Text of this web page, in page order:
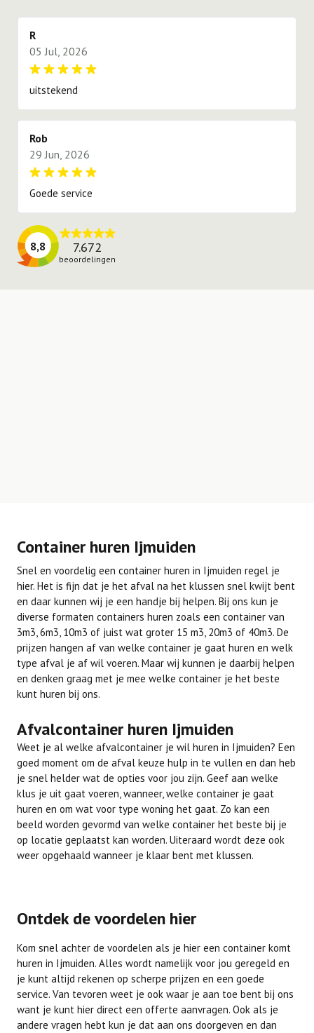
R
05 Jul, 2026
uitstekend
Rob
29 Jun, 2026
Goede service
8,8 7.672
beoordelingen
Container huren Ijmuiden
Snel en voordelig een container huren in Ijmuiden regel je
hier. Het is fijn dat je het afval na het klussen snel kwijt bent
en daar kunnen wij je een handje bij helpen. Bij ons kun je
diverse formaten containers huren zoals een container van
3m3, 6m3, 10m3 of juist wat groter 15 m3, 20m3 of 40m3. De
prijzen hangen af van welke container je gaat huren en welk
type afval je af wil voeren. Maar wij kunnen je daarbij helpen
en denken graag met je mee welke container je het beste
kunt huren bij ons.
Afvalcontainer huren Ijmuiden
Weet je al welke afvalcontainer je wil huren in Ijmuiden? Een
goed moment om de afval keuze hulp in te vullen en dan heb
je snel helder wat de opties voor jou zijn. Geef aan welke
klus je uit gaat voeren, wanneer, welke container je gaat
huren en om wat voor type woning het gaat. Zo kan een
beeld worden gevormd van welke container het beste bij je
op locatie geplaatst kan worden. Uiteraard wordt deze ook
weer opgehaald wanneer je klaar bent met klussen.
Ontdek de voordelen hier
Kom snel achter de voordelen als je hier een container komt
huren in Ijmuiden. Alles wordt namelijk voor jou geregeld en
je kunt altijd rekenen op scherpe prijzen en een goede
service. Van tevoren weet je ook waar je aan toe bent bij ons
want je kunt hier direct een offerte aanvragen. Ook als je
andere vragen hebt kun je dat aan ons doorgeven en dan